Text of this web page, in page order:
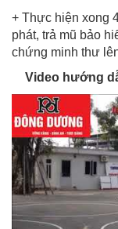
+ Thực hiện xong
phát, trả mũ bảo
chứng minh thư
Video hướng